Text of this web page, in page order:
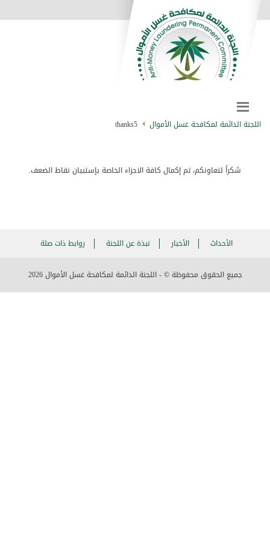
اللجنة الدائمة لمكافحة غسل الأموال thanks5
شكراً لتعاونكم، تم إكمال كافة الاجزاء الخاصة بإستبيان نقاط الضعف.
الأحداث الأخبار نبذة عن اللجنة روابط ذات صلة
جميع الحقوق محفوظة © - اللجنة الدائمة لمكافحة غسل الأموال2026